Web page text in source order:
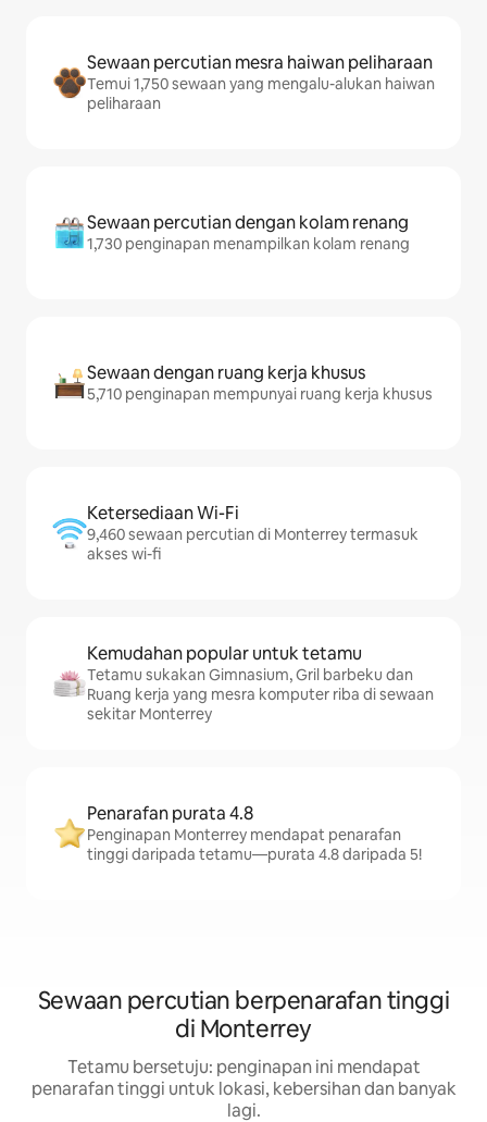
Sewaan percutian mesra haiwan peliharaan
Temui 1,750 sewaan yang mengalu-alukan haiwan
peliharaan
Sewaan percutian dengan kolam renang
1,730 penginapan menampilkan kolam renang
Sewaan dengan ruang kerja khusus
5,710 penginapan mempunyai ruang kerja khusus
Ketersediaan Wi-Fi
9,460 sewaan percutian di Monterrey termasuk
akses wi-fi
Kemudahan popular untuk tetamu
Tetamu sukakan Gimnasium, Gril barbeku dan
Ruang kerja yang mesra komputer riba di sewaan
sekitar Monterrey
Penarafan purata 4.8
Penginapan Monterrey mendapat penarafan
tinggi daripada tetamu—purata 4.8 daripada 5!
Sewaan percutian berpenarafan tinggi
di Monterrey
Tetamu bersetuju: penginapan ini mendapat
penarafan tinggi untuk lokasi, kebersihan dan banyak
lagi.